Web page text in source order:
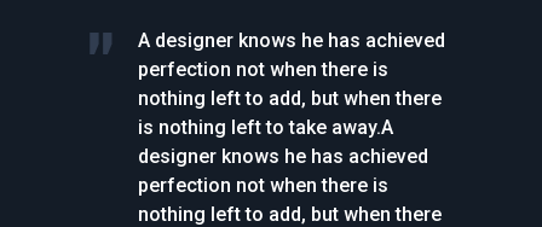
A designer knows he has achieved
perfection not when there is
nothing left to add, but when there
is nothing left to take away.A
designer knows he has achieved
perfection not when there is
nothing left to add, but when there